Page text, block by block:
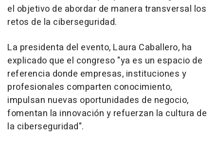
el objetivo de abordar de manera transversal los
retos de la ciberseguridad.
La presidenta del evento, Laura Caballero, ha
explicado que el congreso "ya es un espacio de
referencia donde empresas, instituciones y
profesionales comparten conocimiento,
impulsan nuevas oportunidades de negocio,
fomentan la innovación y refuerzan la cultura de
la ciberseguridad".